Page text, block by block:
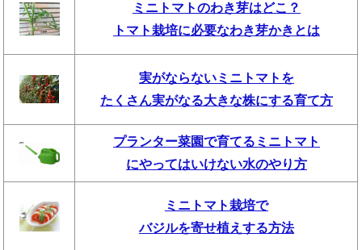
ミニトマトのわき芽はどこ？
トマト栽培に必要なわき芽かきとは
実がならないミニトマトを
たくさん実がなる大きな株にする育て方
プランター菜園で育てるミニトマト
にやってはいけない水のやり方
ミニトマト栽培で
バジルを寄せ植えする方法